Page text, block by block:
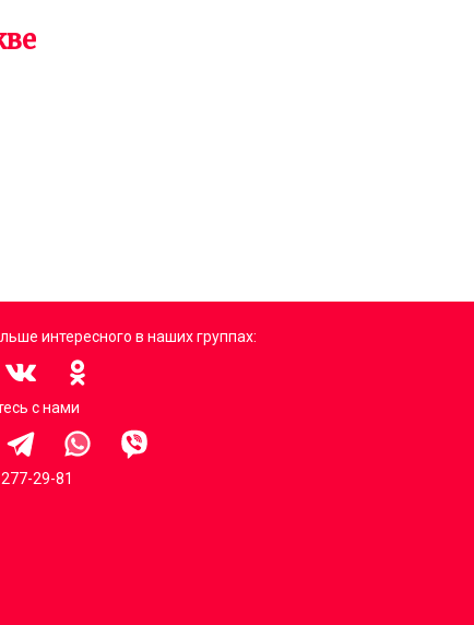
интересного в наших группах:
с нами
29-81